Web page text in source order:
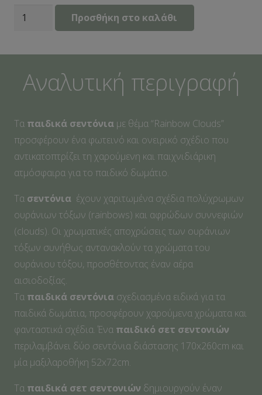
Παιδικά
Unicorn
Balloon
Προσθήκη στο καλάθι
Αναλυτική περιγραφή
Τα παιδικά σεντόνια με θέμα “Rainbow Clouds”
προσφέρουν ένα φωτεινό και ονειρικό σχέδιο που
αντικατοπτρίζει τη χαρούμενη και παιχνιδιάρικη
ατμόσφαιρα για το παιδικό δωμάτιο.
Τα σεντόνια έχουν χαριτωμένα σχέδια πολύχρωμων
ουράνιων τόξων (rainbows) και αφρώδων συννεφιών
(clouds). Οι χρωματικές αποχρώσεις των ουράνιων
τόξων συνήθως αντανακλούν τα χρώματα του
ουράνιου τόξου, προσθέτοντας έναν αέρα
αισιοδοξίας.
Τα παιδικά σεντόνια σχεδιασμένα ειδικά για τα
παιδικά δωμάτια, προσφέρουν χαρούμενα χρώματα και
φανταστικά σχέδια. Ένα παιδικό σετ σεντονιών
περιλαμβάνει δύο σεντόνια διάστασης 170x260cm και
μία μαξιλαροθήκη 52x72cm.
Τα παιδικά σετ σεντονιών δημιουργούν έναν